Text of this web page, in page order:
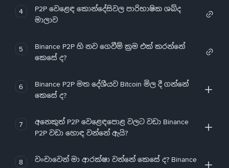
4
P2P වෙළෙඳ කොන්දේසිවල පාරිභාෂික ශබ්ද
මාලාව
5
Binance P2P හි නව ගෙවීම් ක්‍රම එක් කරන්නේ
කෙසේ ද?
6
Binance P2P මත දේශීයව Bitcoin මිල දී ගන්නේ
කෙසේ ද?
7
අනෙකුත් P2P වෙළෙඳපොළ වලට වඩා Binance
P2P වඩා හොඳ වන්නේ ඇයි?
8
වංචාවෙන් මා ආරක්ෂා වන්නේ කෙසේ ද? Binance